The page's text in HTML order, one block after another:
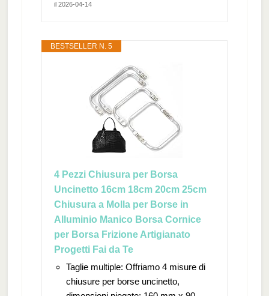
il 2026-04-14
BESTSELLER N. 5
4 Pezzi Chiusura per Borsa
Uncinetto 16cm 18cm 20cm 25cm
Chiusura a Molla per Borse in
Alluminio Manico Borsa Cornice
per Borsa Frizione Artigianato
Progetti Fai da Te
Taglie multiple: Offriamo 4 misure di
chiusure per borse uncinetto,